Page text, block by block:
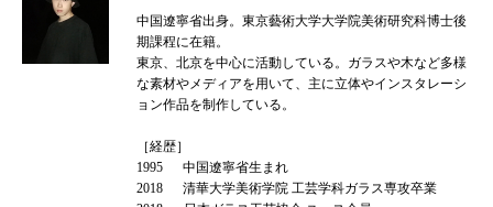
中国遼寧省出身。東京藝術大学大学院美術研究科博士後
期課程に在籍。
東京、北京を中心に活動している。ガラスや木など多様
な素材やメディアを用いて、主に立体やインスタレーシ
ョン作品を制作している。
［経歴］
1995 中国遼寧省生まれ
2018 清華大学美術学院 工芸学科ガラス専攻卒業